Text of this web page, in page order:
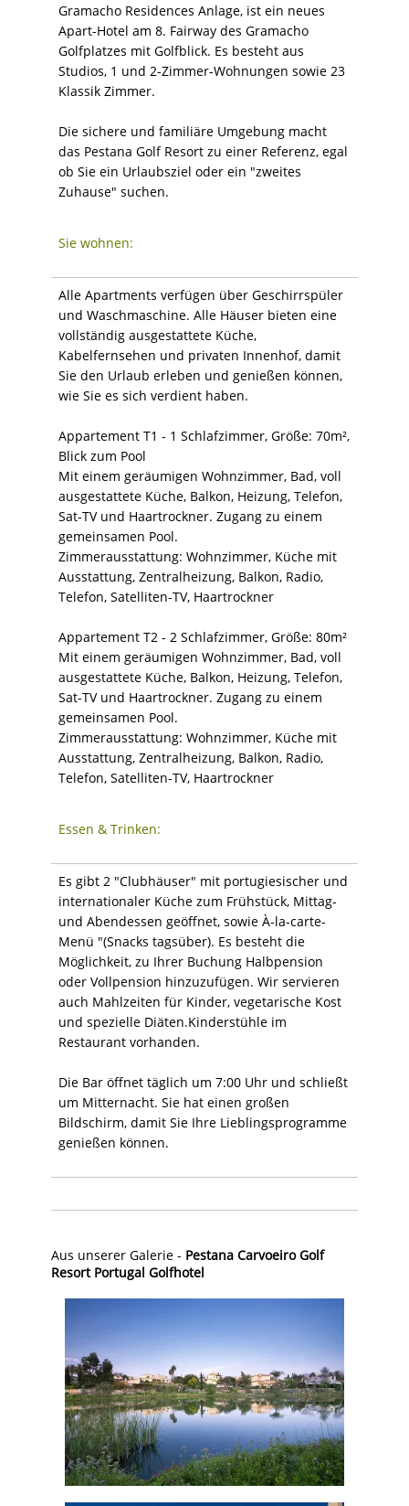
Gramacho Residences Anlage, ist ein neues
Apart-Hotel am 8. Fairway des Gramacho
Golfplatzes mit Golfblick. Es besteht aus
Studios, 1 und 2-Zimmer-Wohnungen sowie 23
Klassik Zimmer.
Die sichere und familiäre Umgebung macht
das Pestana Golf Resort zu einer Referenz, egal
ob Sie ein Urlaubsziel oder ein "zweites
Zuhause" suchen.
Sie wohnen:
Alle Apartments verfügen über Geschirrspüler
und Waschmaschine. Alle Häuser bieten eine
vollständig ausgestattete Küche,
Kabelfernsehen und privaten Innenhof, damit
Sie den Urlaub erleben und genießen können,
wie Sie es sich verdient haben.
Appartement T1 - 1 Schlafzimmer, Größe: 70m²,
Blick zum Pool
Mit einem geräumigen Wohnzimmer, Bad, voll
ausgestattete Küche, Balkon, Heizung, Telefon,
Sat-TV und Haartrockner. Zugang zu einem
gemeinsamen Pool.
Zimmerausstattung: Wohnzimmer, Küche mit
Ausstattung, Zentralheizung, Balkon, Radio,
Telefon, Satelliten-TV, Haartrockner
Appartement T2 - 2 Schlafzimmer, Größe: 80m²
Mit einem geräumigen Wohnzimmer, Bad, voll
ausgestattete Küche, Balkon, Heizung, Telefon,
Sat-TV und Haartrockner. Zugang zu einem
gemeinsamen Pool.
Zimmerausstattung: Wohnzimmer, Küche mit
Ausstattung, Zentralheizung, Balkon, Radio,
Telefon, Satelliten-TV, Haartrockner
Essen & Trinken:
Es gibt 2 "Clubhäuser" mit portugiesischer und
internationaler Küche zum Frühstück, Mittag-
und Abendessen geöffnet, sowie À-la-carte-
Menü "(Snacks tagsüber). Es besteht die
Möglichkeit, zu Ihrer Buchung Halbpension
oder Vollpension hinzuzufügen. Wir servieren
auch Mahlzeiten für Kinder, vegetarische Kost
und spezielle Diäten.Kinderstühle im
Restaurant vorhanden.
Die Bar öffnet täglich um 7:00 Uhr und schließt
um Mitternacht. Sie hat einen großen
Bildschirm, damit Sie Ihre Lieblingsprogramme
genießen können.
Aus unserer Galerie - Pestana Carvoeiro Golf
Resort Portugal Golfhotel